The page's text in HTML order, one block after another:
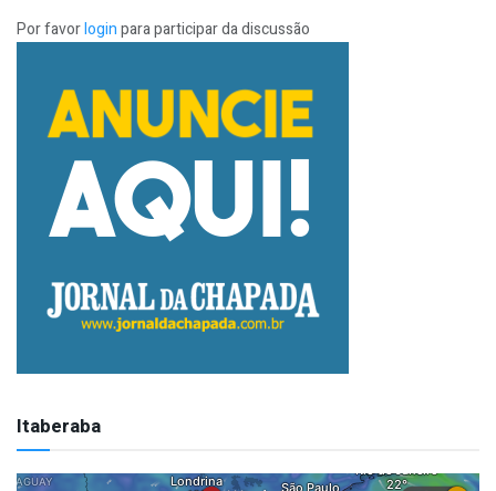
Por favorloginpara participar da discussão
Itaberaba